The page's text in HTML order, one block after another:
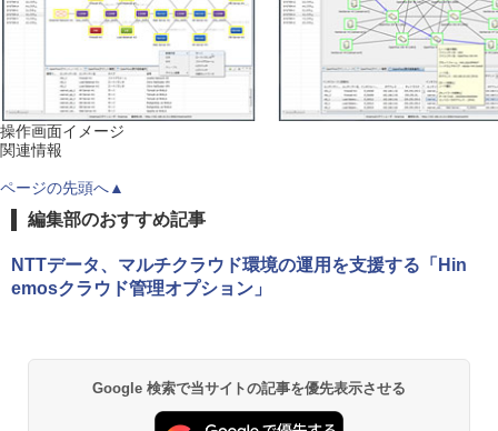
操作画面イメージ
関連情報
ページの先頭へ▲
編集部のおすすめ記事
NTTデータ、マルチクラウド環境の運用を支援する「Hin
emosクラウド管理オプション」
Google 検索で当サイトの記事を優先表示させる